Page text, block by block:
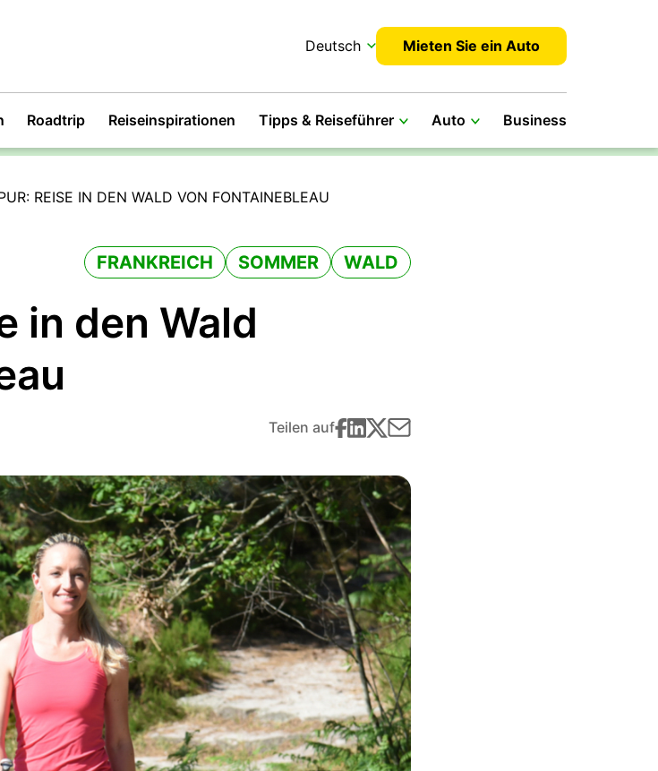
Deutsch Mieten Sie ein Auto
Roadtrip Reiseinspirationen Tipps & Reiseführer Auto Business
REISE IN DEN WALD VON FONTAINEBLEAU
FRANKREICH SOMMER WALD
in den Wald
Teilen auf